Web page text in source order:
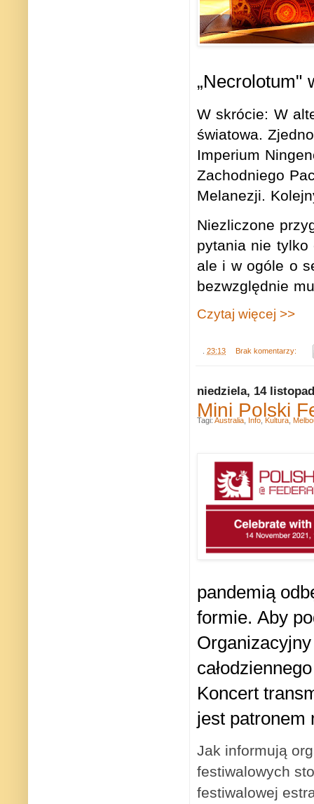
„Necrolotum"
W skrócie: W
światowa.
Imperium
Zachodniego
Melanezji.
Niezliczone
pytania nie tylko
ale i w ogóle o
bezwzględnie
Czytaj więcej >>
23:13 Brak komentarzy:
niedziela, 14
Mini Polski
pandemią
formie. Aby
Organizacyjny
Koncert
jest
Jak informują
festiwalowych
festiwalowej
Tagi: Australia, Info, Kultura,